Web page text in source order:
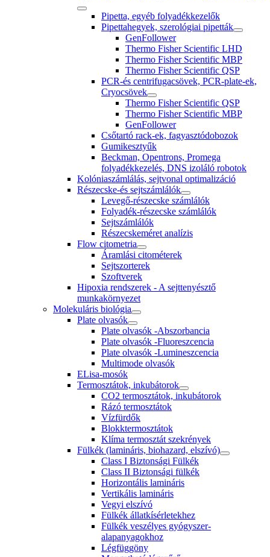
Pipetta, egyéb folyadékkezelők
Pipettahegyek, szerológiai pipetták
GenFollower
Thermo Fisher Scientific LHD
Thermo Fisher Scientific MBP
Thermo Fisher Scientific QSP
PCR-és centrifugacsövek, PCR-plate-ek,
Cryocsövek
Thermo Fisher Scientific QSP
Thermo Fisher Scientific MBP
GenFollower
Csőtartó rack-ek, fagyasztódobozok
Gumikesztyűk
Beckman, Opentrons, Promega
folyadékkezelés, DNS izoláló robotok
Kolóniaszámlálás, sejtvonal optimalizáció
Részecske-és sejtszámlálók
Levegő-részecske számlálók
Folyadék-részecske számlálók
Sejtszámlálók
Részecskeméret analízis
Flow citometria
Áramlási citométerek
Sejtszorterek
Szoftverek
Hipoxia rendszerek - A sejttenyésztő
munkakörnyezet
Molekuláris biológia
Plate olvasók
Plate olvasók -Abszorbancia
Plate olvasók -Fluoreszcencia
Plate olvasók -Lumineszcencia
Multimode olvasók
ELisa-mosók
Termosztátok, inkubátorok
CO2 termosztátok, inkubátorok
Rázó termosztátok
Vízfürdők
Blokktermosztátok
Klíma termosztát szekrények
Fülkék (lamináris, biohazard, elszívó)
Class I Biztonsági Fülkék
Class II Biztonsági fülkék
Horizontális lamináris
Vertikális lamináris
Vegyi elszívó
Fülkék állatkísérletekhez
Fülkék veszélyes gyógyszer-
alapanyagokhoz
Légfüggöny